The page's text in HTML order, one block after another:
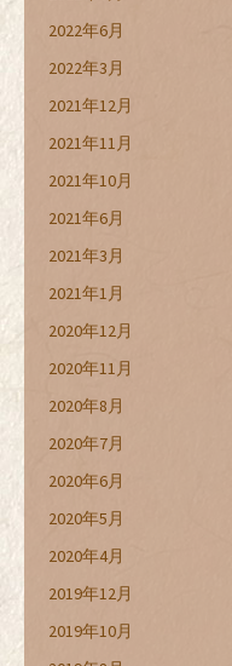
2022年6月
2022年3月
2021年12月
2021年11月
2021年10月
2021年6月
2021年3月
2021年1月
2020年12月
2020年11月
2020年8月
2020年7月
2020年6月
2020年5月
2020年4月
2019年12月
2019年10月